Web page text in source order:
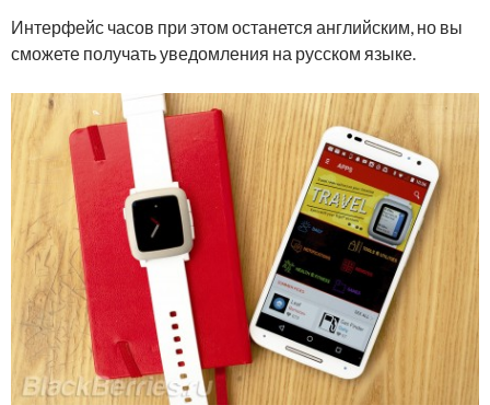
Интерфейс часов при этом останется английским, но вы
сможете получать уведомления на русском языке.